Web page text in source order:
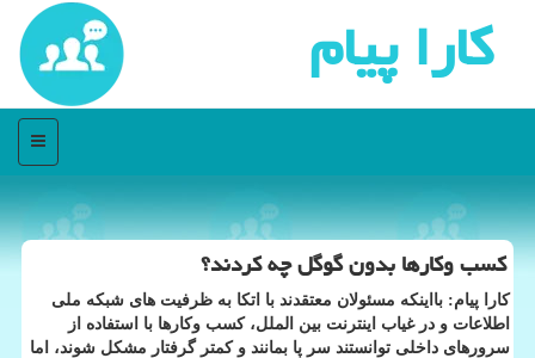
كارا پیام
منو
كسب وكارها بدون گوگل چه كردند؟
كارا پیام: بااینكه مسئولان معتقدند با اتكا به ظرفیت های شبكه ملی
اطلاعات و در غیاب اینترنت بین الملل، كسب وكارها با استفاده از
سرورهای داخلی توانستند سر پا بمانند و كمتر گرفتار مشكل شوند، اما